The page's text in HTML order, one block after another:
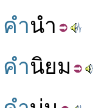
คำนำ
คำนิยม